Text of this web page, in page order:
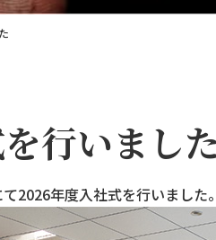
経営理念
乳酸菌・酵素
クラフトビール
食品加工機械
SELECT
新卒向け特設
行いまし
2026年度入社式を行いました。